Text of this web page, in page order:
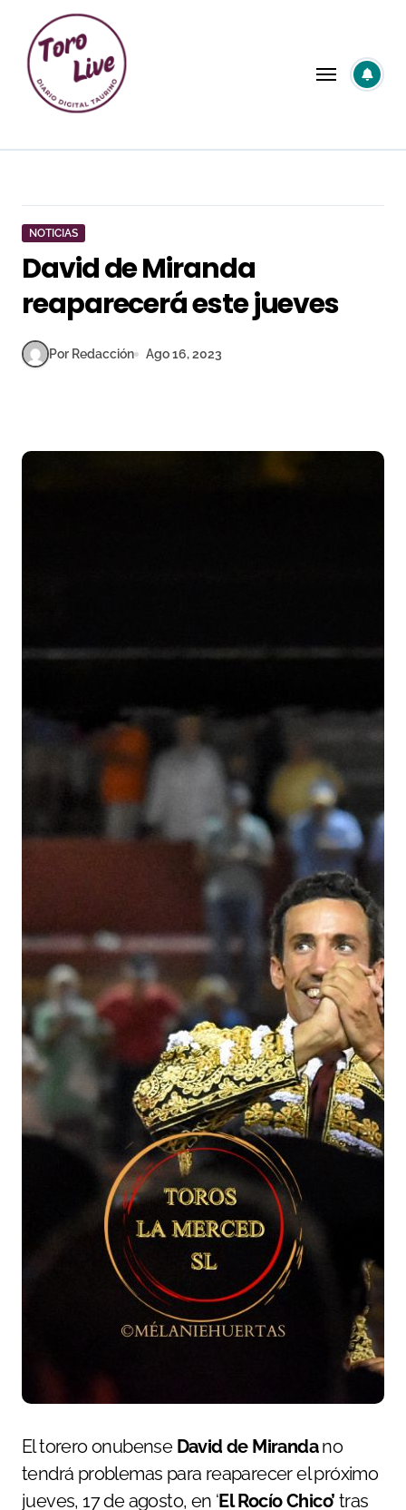
contenido
NOTICIAS
David de Miranda
reaparecerá este jueves
Por Redacción Ago 16, 2023
El torero onubense David de Mirandano
tendrá problemas para reaparecer el próximo
jueves, 17 de agosto, en ‘El Rocío Chico’ tras